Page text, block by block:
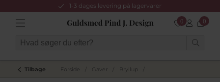
1-3 dages levering på lagervarer
0 0
Tilbage Forside Gaver Bryllup